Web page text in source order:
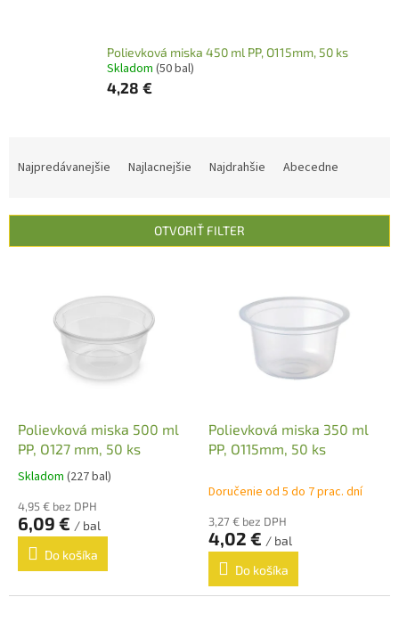
Polievková miska 450 ml PP, O115mm, 50 ks
Skladom (50 bal)
4,28 €
i
Najpredávanejšie Najlacnejšie Najdrahšie Abecedne
OTVORIŤ FILTER
Polievková miska 500 ml
PP, O127 mm, 50 ks
Priemerné
produktu
je
4,3
hviezdičiek.
Skladom (227 bal)
4,95 € bez DPH
6,09 € / bal
Do košíka
Polievková miska 350 ml
PP, O115mm, 50 ks
Doručenie od 5 do 7 prac. dní
3,27 € bez DPH
4,02 € / bal
Do košíka